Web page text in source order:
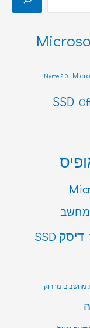
Nvme 2.0
SSD
דיסק SSD
מחשבים מרחוק